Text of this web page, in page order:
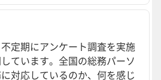
不定期にアンケート調査を実施
ています。全国の総務パーソ
対応しているのか、何を感じ